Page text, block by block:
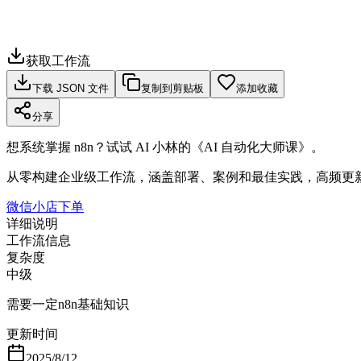
获取工作流
下载 JSON 文件 复制到剪贴板 添加收藏
分享
想系统掌握 n8n？试试 AI 小林的《AI 自动化大师课》。
从零构建企业级工作流，涵盖部署、案例和最佳实践，高频更
微信小店下单
详细说明
工作流信息
复杂度
中级
需要一定n8n基础知识
更新时间
2025/8/12